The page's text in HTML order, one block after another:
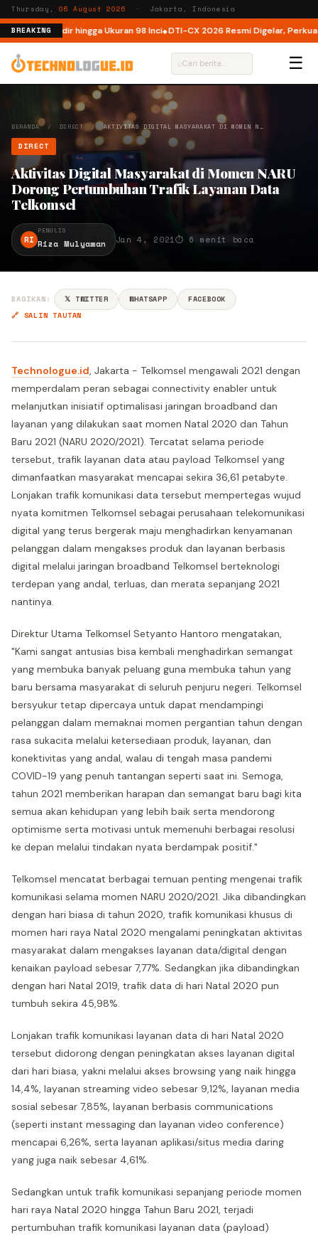
Thursday,06 August 2026 · Jakarta, Indonesia
BREAKING
Kini Hadir hingga Ukuran 98 Inci DTI-CX 2026 Resmi Digelar, Perkuat
⌕ ☰
BERANDA/ DIRECT/AKTIVITAS DIGITAL MASYARAKAT DI MOMEN N…
DIRECT
Aktivitas Digital Masyarakat di Momen NARU
Dorong Pertumbuhan Trafik Layanan Data
Telkomsel
RI
PENULIS
Riza Mulyawan Jan 4, 2021⏱ 6 menit baca
BAGIKAN: 𝕏 TWITTER WHATSAPP
FACEBOOK
🔗 SALIN TAUTAN
Technologue.id, Jakarta - Telkomsel mengawali 2021 dengan
memperdalam peran sebagai connectivity enabler untuk
melanjutkan inisiatif optimalisasi jaringan broadband dan
layanan yang dilakukan saat momen Natal 2020 dan Tahun
Baru 2021 (NARU 2020/2021). Tercatat selama periode
tersebut, trafik layanan data atau payload Telkomsel yang
dimanfaatkan masyarakat mencapai sekira 36,61 petabyte.
Lonjakan trafik komunikasi data tersebut mempertegas wujud
nyata komitmen Telkomsel sebagai perusahaan telekomunikasi
digital yang terus bergerak maju menghadirkan kenyamanan
pelanggan dalam mengakses produk dan layanan berbasis
digital melalui jaringan broadband Telkomsel berteknologi
terdepan yang andal, terluas, dan merata sepanjang 2021
nantinya.
Direktur Utama Telkomsel Setyanto Hantoro mengatakan,
"Kami sangat antusias bisa kembali menghadirkan semangat
yang membuka banyak peluang guna membuka tahun yang
baru bersama masyarakat di seluruh penjuru negeri. Telkomsel
bersyukur tetap dipercaya untuk dapat mendampingi
pelanggan dalam memaknai momen pergantian tahun dengan
rasa sukacita melalui ketersediaan produk, layanan, dan
konektivitas yang andal, walau di tengah masa pandemi
COVID-19 yang penuh tantangan seperti saat ini. Semoga,
tahun 2021 memberikan harapan dan semangat baru bagi kita
semua akan kehidupan yang lebih baik serta mendorong
optimisme serta motivasi untuk memenuhi berbagai resolusi
ke depan melalui tindakan nyata berdampak positif."
Telkomsel mencatat berbagai temuan penting mengenai trafik
komunikasi selama momen NARU 2020/2021. Jika dibandingkan
dengan hari biasa di tahun 2020, trafik komunikasi khusus di
momen hari raya Natal 2020 mengalami peningkatan aktivitas
masyarakat dalam mengakses layanan data/digital dengan
kenaikan payload sebesar 7,77%. Sedangkan jika dibandingkan
dengan hari Natal 2019, trafik data di hari Natal 2020 pun
tumbuh sekira 45,98%.
Lonjakan trafik komunikasi layanan data di hari Natal 2020
tersebut didorong dengan peningkatan akses layanan digital
dari hari biasa, yakni melalui akses browsing yang naik hingga
14,4%, layanan streaming video sebesar 9,12%, layanan media
sosial sebesar 7,85%, layanan berbasis communications
(seperti instant messaging dan layanan video conference)
mencapai 6,26%, serta layanan aplikasi/situs media daring
yang juga naik sebesar 4,61%.
Sedangkan untuk trafik komunikasi sepanjang periode momen
hari raya Natal 2020 hingga Tahun Baru 2021, terjadi
pertumbuhan trafik komunikasi layanan data (payload)